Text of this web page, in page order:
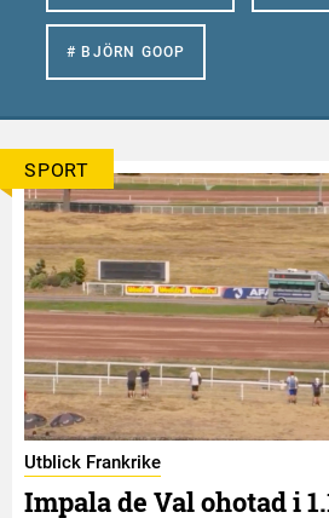
# BJÖRN GOOP
SPORT
Utblick Frankrike
Impala de Val ohotad i